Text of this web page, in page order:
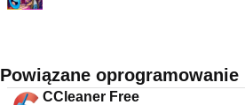
Powiązane oprogramowanie
CCleaner Free